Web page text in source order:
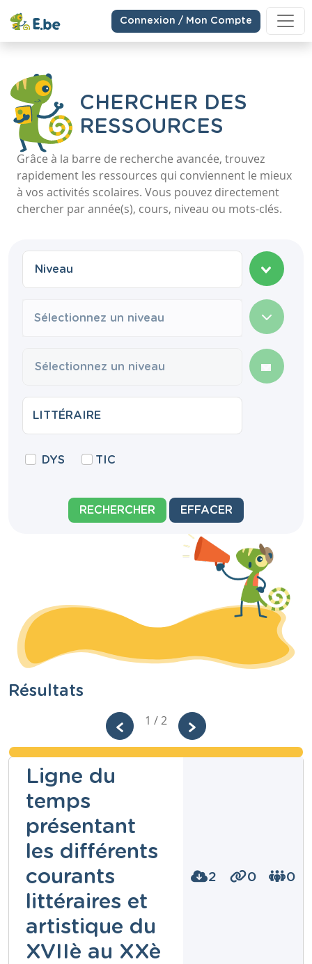
Connexion / Mon Compte
CHERCHER DES
RESSOURCES
Grâce à la barre de recherche avancée, trouvez
rapidement les ressources qui conviennent le mieux
à vos activités scolaires. Vous pouvez directement
chercher par année(s), cours, niveau ou mots-clés.
Sélectionnez un niveau
DYS TIC
RECHERCHER EFFACER
Résultats
1 / 2
Ligne du
temps
présentant
les différents
courants
littéraires et
artistique du
XVIIè au XXè
2 0 0